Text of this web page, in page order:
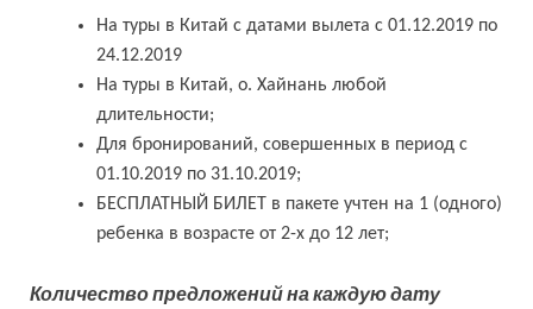
На туры в Китай с датами вылета с 01.12.2019 по
24.12.2019
На туры в Китай, о. Хайнань любой
длительности;
Для бронирований, совершенных в период с
01.10.2019 по 31.10.2019;
БЕСПЛАТНЫЙ БИЛЕТ в пакете учтен на 1 (одного)
ребенка в возрасте от 2-х до 12 лет;
Количество предложений на каждую дату